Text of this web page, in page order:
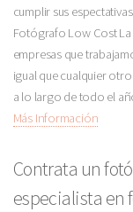
cumplir sus
Fotógrafo Low Cost La
empresas que
igual que cualquier
a lo largo de todo el
Más Información
Contrata un
especialista en